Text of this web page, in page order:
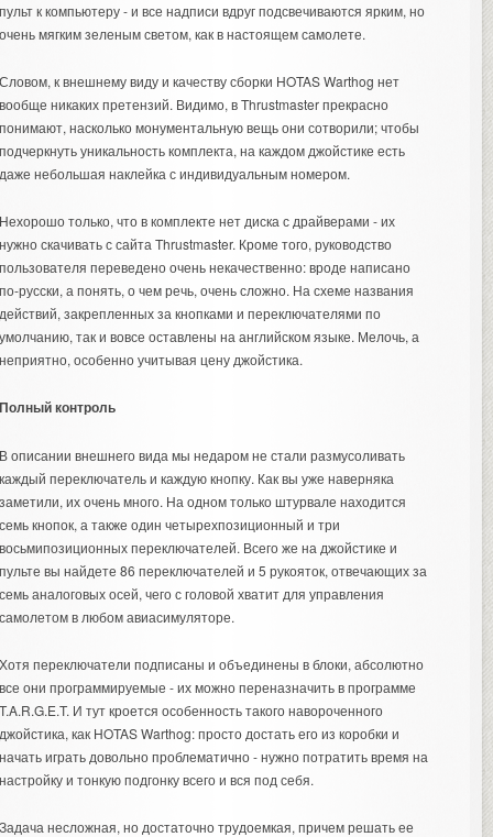
к компьютеру - и все надписи вдруг подсвечиваются ярким, но
мягким зеленым светом, как в настоящем самолете.
к внешнему виду и качеству сборки HOTAS Warthog нет
никаких претензий. Видимо, в Thrustmaster прекрасно
насколько монументальную вещь они сотворили; чтобы
уникальность комплекта, на каждом джойстике есть
небольшая наклейка с индивидуальным номером.
только, что в комплекте нет диска с драйверами - их
скачивать с сайта Thrustmaster. Кроме того, руководство
переведено очень некачественно: вроде написано
русски, а понять, о чем речь, очень сложно. На схеме названия
закрепленных за кнопками и переключателями по
так и вовсе оставлены на английском языке. Мелочь, а
особенно учитывая цену джойстика.
контроль
описании внешнего вида мы недаром не стали размусоливать
переключатель и каждую кнопку. Как вы уже наверняка
их очень много. На одном только штурвале находится
кнопок, а также один четырехпозиционный и три
переключателей. Всего же на джойстике и
вы найдете 86 переключателей и 5 рукояток, отвечающих за
аналоговых осей, чего с головой хватит для управления
в любом авиасимуляторе.
переключатели подписаны и объединены в блоки, абсолютно
они программируемые - их можно переназначить в программе
И тут кроется особенность такого навороченного
как HOTAS Warthog: просто достать его из коробки и
играть довольно проблематично - нужно потратить время на
и тонкую подгонку всего и вся под себя.
несложная, но достаточно трудоемкая, причем решать ее